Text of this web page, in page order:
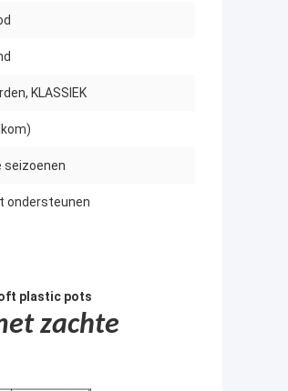
KLASSIEK
seizoenen
ondersteunen
plastic pots
zachte